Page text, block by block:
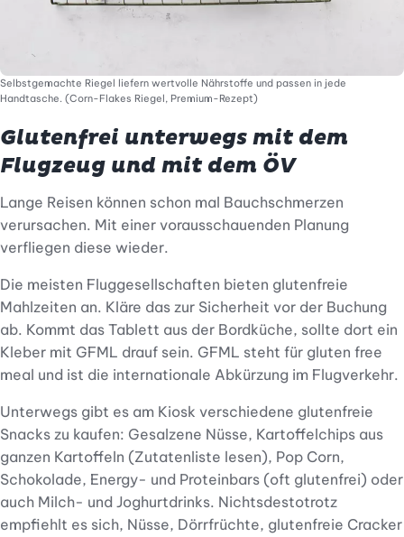
Selbstgemachte Riegel liefern wertvolle Nährstoffe und passen in jede
Handtasche. (Corn-Flakes Riegel, Premium-Rezept)
Glutenfrei unterwegs mit dem
Flugzeug und mit dem ÖV
Lange Reisen können schon mal Bauchschmerzen
verursachen. Mit einer vorausschauenden Planung
verfliegen diese wieder.
Die meisten Fluggesellschaften bieten glutenfreie
Mahlzeiten an. Kläre das zur Sicherheit vor der Buchung
ab. Kommt das Tablett aus der Bordküche, sollte dort ein
Kleber mit GFML drauf sein. GFML steht für gluten free
meal und ist die internationale Abkürzung im Flugverkehr.
Unterwegs gibt es am Kiosk verschiedene glutenfreie
Snacks zu kaufen: Gesalzene Nüsse, Kartoffelchips aus
ganzen Kartoffeln (Zutatenliste lesen), Pop Corn,
Schokolade, Energy- und Proteinbars (oft glutenfrei) oder
auch Milch- und Joghurtdrinks. Nichtsdestotrotz
empfiehlt es sich, Nüsse, Dörrfrüchte, glutenfreie Cracker